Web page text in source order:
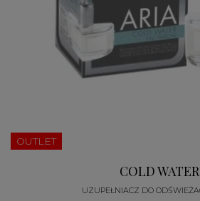
OUTLET
COLD WATER